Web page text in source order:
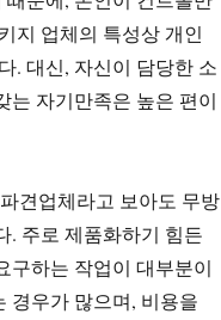
지 업체의 특성상 개인
. 대신, 자신이 담당한 소
는 자기만족은 높은 편이
견업체라고 보아도 무방
. 주로 제품화하기 힘든
구하는 작업이 대부분이
경우가 많으며, 비용을